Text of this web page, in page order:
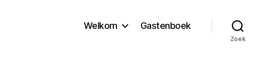
Welkom Gastenboek
Zoek